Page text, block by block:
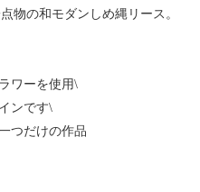
物の和モダンしめ縄リース。
ワーを使用\
ンです\
つだけの作品